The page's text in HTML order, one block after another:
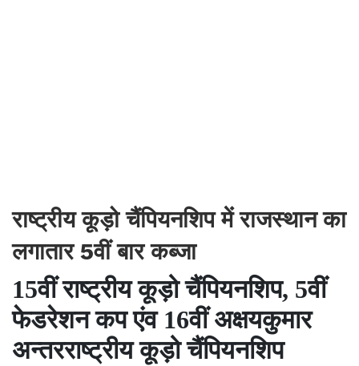
राष्ट्रीय कूड़ो चैंपियनशिप में राजस्थान का
लगातार 5वीं बार कब्जा
15वीं राष्ट्रीय कूड़ो चैंपियनशिप, 5वीं
फेडरेशन कप एंव 16वीं अक्षयकुमार
अन्तरराष्ट्रीय कूड़ो चैंपियनशिप